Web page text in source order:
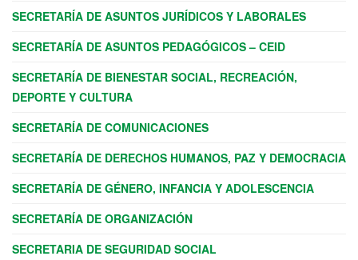
SECRETARÍA DE ASUNTOS JURÍDICOS Y LABORALES
SECRETARÍA DE ASUNTOS PEDAGÓGICOS – CEID
SECRETARÍA DE BIENESTAR SOCIAL, RECREACIÓN,
DEPORTE Y CULTURA
SECRETARÍA DE COMUNICACIONES
SECRETARÍA DE DERECHOS HUMANOS, PAZ Y DEMOCRACIA
SECRETARÍA DE GÉNERO, INFANCIA Y ADOLESCENCIA
SECRETARÍA DE ORGANIZACIÓN
SECRETARIA DE SEGURIDAD SOCIAL